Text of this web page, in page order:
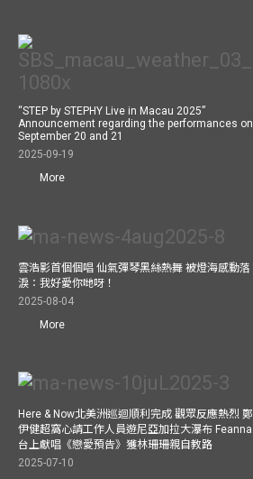
“STEP by STEPHY Live in Macau 2025”
Announcement regarding the performances on
September 20 and 21
2025-09-19
More
雲浩影首個個唱 仙氣彈琴黑絲熱舞 被燈海感動落
淚：我好愛你哋呀！
2025-08-04
More
Here & Now北美洲巡迴順利完成 觀眾反應熱烈 鄭
伊健超窩心請工作人員遊尼亞加拉大瀑布 Feanna
台上獻唱《戀愛預告》獲林珊珊親自教路
2025-07-10